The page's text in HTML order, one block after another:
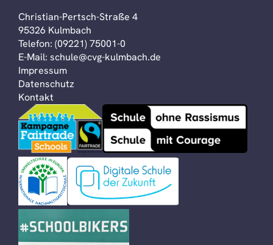
Christian-Pertsch-Straße 4
95326 Kulmbach
Telefon: (09221) 75001-0
E-Mail: schule@cvg-kulmbach.de
Impressum
Datenschutz
Kontakt